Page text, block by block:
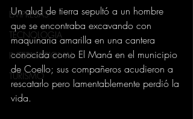
EMPRESAS
TECNOLOGIA
INTERNACIONAL
TURISMO
Un alud de tierra sepultó a un hombre
que se encontraba excavando con
maquinaria amarilla en una cantera
conocida como El Maná en el municipio
de Coello; sus compañeros acudieron a
rescatarlo pero lamentablemente perdió la
vida.